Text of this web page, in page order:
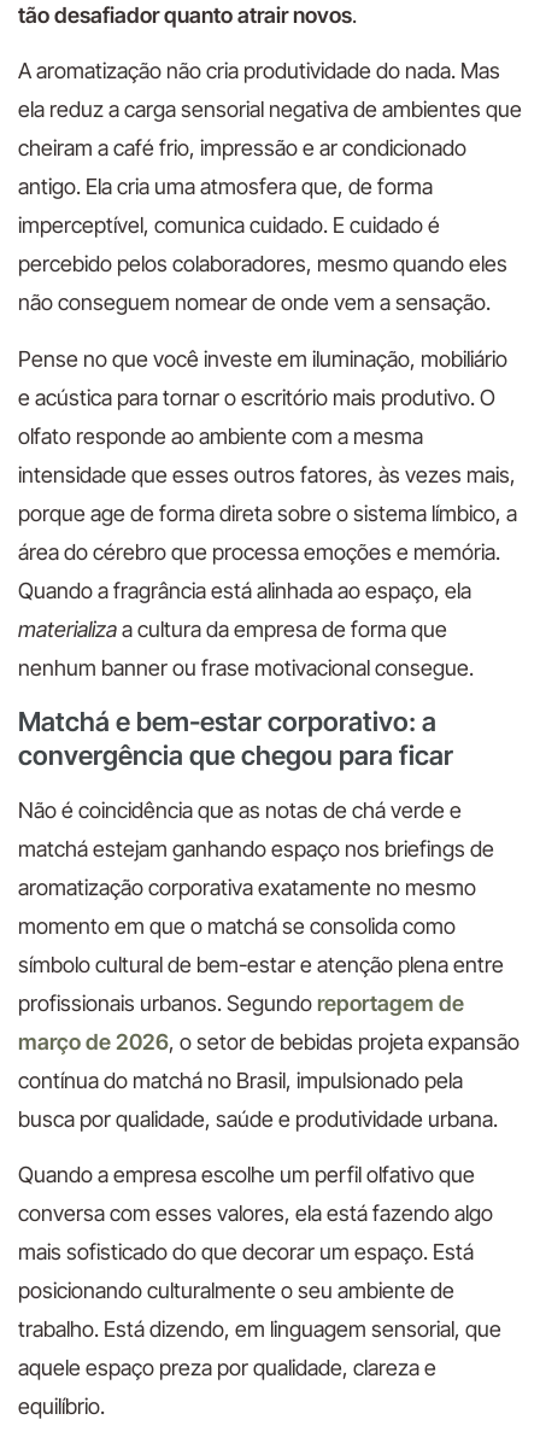
tão desafiador quanto atrair novos.
A aromatização não cria produtividade do nada. Mas
ela reduz a carga sensorial negativa de ambientes que
cheiram a café frio, impressão e ar condicionado
antigo. Ela cria uma atmosfera que, de forma
imperceptível, comunica cuidado. E cuidado é
percebido pelos colaboradores, mesmo quando eles
não conseguem nomear de onde vem a sensação.
Pense no que você investe em iluminação, mobiliário
e acústica para tornar o escritório mais produtivo. O
olfato responde ao ambiente com a mesma
intensidade que esses outros fatores, às vezes mais,
porque age de forma direta sobre o sistema límbico, a
área do cérebro que processa emoções e memória.
Quando a fragrância está alinhada ao espaço, ela
materializaa cultura da empresa de forma que
nenhum banner ou frase motivacional consegue.
Matchá e bem-estar corporativo: a
convergência que chegou para ficar
Não é coincidência que as notas de chá verde e
matchá estejam ganhando espaço nos briefings de
aromatização corporativa exatamente no mesmo
momento em que o matchá se consolida como
símbolo cultural de bem-estar e atenção plena entre
profissionais urbanos. Segundoreportagem de
março de 2026, o setor de bebidas projeta expansão
contínua do matchá no Brasil, impulsionado pela
busca por qualidade, saúde e produtividade urbana.
Quando a empresa escolhe um perfil olfativo que
conversa com esses valores, ela está fazendo algo
mais sofisticado do que decorar um espaço. Está
posicionando culturalmente o seu ambiente de
trabalho. Está dizendo, em linguagem sensorial, que
aquele espaço preza por qualidade, clareza e
equilíbrio.